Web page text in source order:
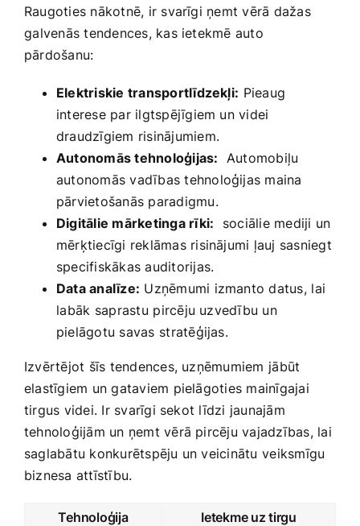
Raugoties nākotnē, ir svarīgi ņemt vērā dažas
⁤galvenās tendences, kas ‍ietekmē‌ auto
pārdošanu:
Elektriskie transportlīdzekļi: ⁢Pieaug
interese par‍ ilgtspējīgiem un videi
draudzīgiem risinājumiem.
Autonomās ​tehnoloģijas: ‍ Automobiļu
autonomās vadības tehnoloģijas maina
pārvietošanās paradigmu.
Digitālie mārketinga rīki: ⁤ sociālie mediji un
mērķtiecīgi reklāmas risinājumi​ ļauj​ sasniegt
specifiskākas auditorijas.
Data analīze: Uzņēmumi‌ izmanto datus, ⁤lai
⁤labāk⁢ saprastu⁤ pircēju uzvedību un
pielāgotu savas ⁤stratēģijas.
Izvērtējot šīs tendences, uzņēmumiem ⁢jābūt
elastīgiem un gataviem pielāgoties​ mainīgajai
tirgus‌ videi. ‌Ir svarīgi sekot līdzi jaunajām
tehnoloģijām un ņemt‍ vērā pircēju ​vajadzības, lai
saglabātu konkurētspēju un veicinātu⁤ veiksmīgu
biznesa attīstību.
Tehnoloģija Ietekme ⁤uz tirgu